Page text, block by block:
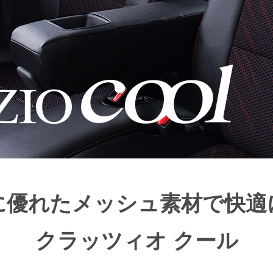
れたメッシュ素材で快
クラッツィオ クール